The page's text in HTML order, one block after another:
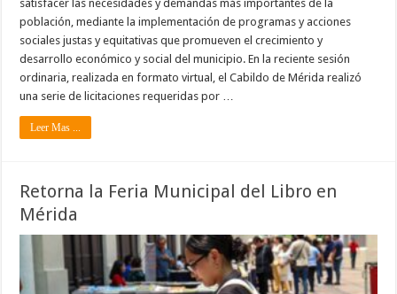
satisfacer las necesidades y demandas más importantes de la
población, mediante la implementación de programas y acciones
sociales justas y equitativas que promueven el crecimiento y
desarrollo económico y social del municipio. En la reciente sesión
ordinaria, realizada en formato virtual, el Cabildo de Mérida realizó
una serie de licitaciones requeridas por …
Leer Mas ...
Retorna la Feria Municipal del Libro en
Mérida